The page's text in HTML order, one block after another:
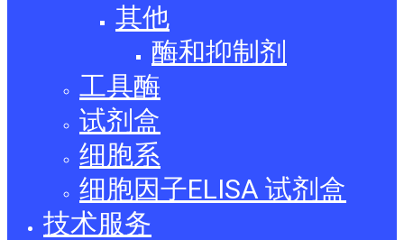
其他
酶和抑制剂
工具酶
试剂盒
细胞系
细胞因子ELISA 试剂盒
技术服务